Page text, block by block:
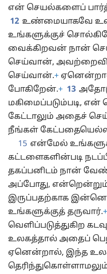
என் செயல்களைப்
12 உண்மையாகவே
உங்களுக்குச்
வைக்கிறவன் நான்
செய்வான்,
செய்வான்.+
போகிறேன்.+ 13
மகிமைப்படும்படி,
கேட்டாலும் அதைச்
நீங்கள்
15 என்மேல்
கட்டளைகளின்படி
தகப்பனிடம் நான்
அப்போது,
இருப்பதற்காக
உங்களுக்குத் தருவார்.+
வெளிப்படுத்துகிற
உலகத்தால் அதைப்
ஏனென்றால், இந்த
தெரிந்துகொள்ளாமலும்